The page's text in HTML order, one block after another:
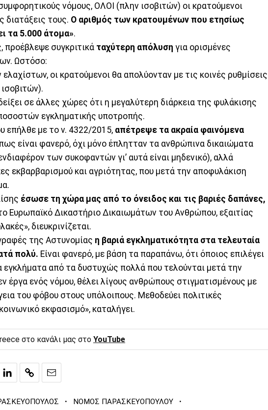
νόμους, ΟΛΟΙ (πλην ισοβιτών) οι κρατούμενοι
διατάξεις τους. Ο αριθμός των κρατουμένων που ετησίως
τα 5.000 άτομα».
συγκριτικά ταχύτερη απόλυση για ορισμένες
Ωστόσο:
οι κρατούμενοι θα απολύονταν με τις κοινές ρυθμίσεις
σε άλλες χώρες ότι η μεγαλύτερη διάρκεια της φυλάκισης
εγκληματικής υποτροπής.
επήλθε με το ν. 4322/2015, απέτρεψε τα ακραία φαινόμενα
είναι φανερό, όχι μόνο έπλητταν τα ανθρώπινα δικαιώματα
των συκοφαντών γι’ αυτά είναι μηδενικό), αλλά
εκβαρβαρισμού και αγριότητας, που μετά την αποφυλάκιση
έσωσε τη χώρα μας από το όνειδος και τις βαριές δαπάνες,
Ευρωπαϊκό Δικαστήριο Δικαιωμάτων του Ανθρώπου, εξαιτίας
διευκρινίζεται.
της Αστυνομίας η βαριά εγκληματικότητα στα τελευταία
πολύ. Είναι φανερό, με βάση τα παραπάνω, ότι όποιος επιλέγει
εγκλήματα από τα δυστυχώς πολλά που τελούνται μετά την
έργα ενός νόμου, θέλει λίγους ανθρώπους στιγματισμένους με
του φόβου στους υπόλοιπους. Μεθοδεύει πολιτικές
εκφασισμό», καταλήγει.
στο κανάλι μας στο YouTube
· ΝΟΜΟΣ ΠΑΡΑΣΚΕΥΟΠΟΥΛΟΥ ·